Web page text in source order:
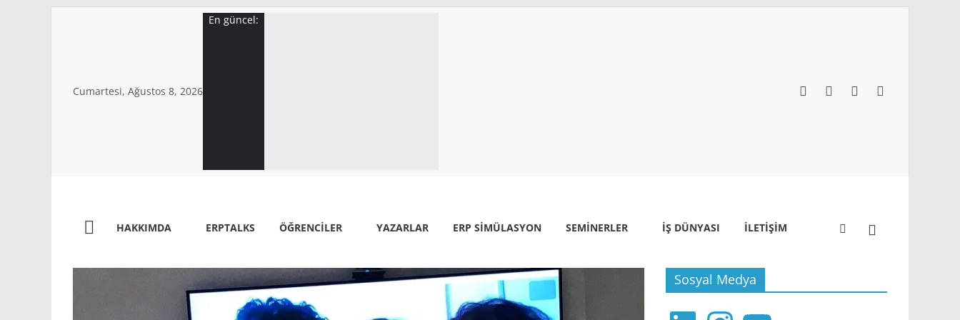
Cumartesi, Ağustos 8, 2026
En güncel:
Ahmet
Göktürk
HAKKIMDA ERPTALKS ÖĞRENCILER YAZARLAR ERP SIMÜLASYON SEMINERLER İŞ DÜNYASI İLETIŞIM
Sosyal Medya
LinkedIn InstagramYouTube